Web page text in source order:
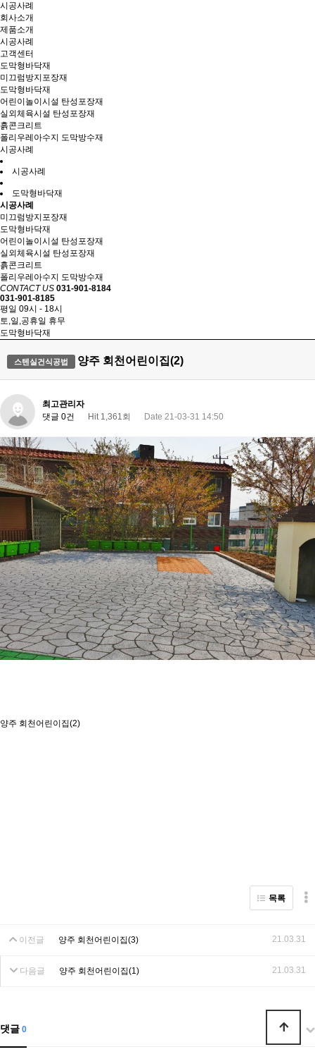
시공사례
회사소개
제품소개
시공사례
고객센터
도막형바닥재
미끄럼방지포장재
도막형바닥재
어린이놀이시설 탄성포장재
실외체육시설 탄성포장재
흙콘크리트
폴리우레아수지 도막방수재
시공사례
시공사례
도막형바닥재
시공사례
미끄럼방지포장재
도막형바닥재
어린이놀이시설 탄성포장재
실외체육시설 탄성포장재
흙콘크리트
폴리우레아수지 도막방수재
CONTACT US 031-901-8184
031-901-8185
평일 09시 - 18시
토,일,공휴일 휴무
도막형바닥재
스텐실건식공법 양주 회천어린이집(2)
최고관리자
댓글 0건
Hit 1,361회 Date 21-03-31 14:50
양주 회천어린이집(2)
목록
이전글 양주 회천어린이집(3) 21.03.31
다음글 양주 회천어린이집(1) 21.03.31
댓글 0